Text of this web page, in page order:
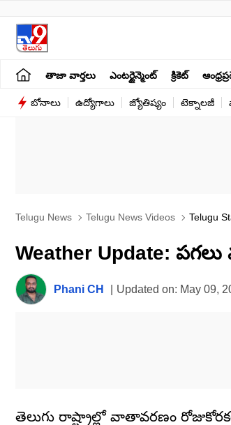
తాజా వార్తలు ఎంటర్టైన్మెంట్ క్రికెట్
బోనాలు ఉద్యోగాలు జ్యోతిష్యం టెక్నాలజీ
Telugu News Telugu News Videos Telugu
Weather Update:
Phani CH Updated on: May 09,
తెలుగు రాష్ట్రాల్లో వాతావరణం